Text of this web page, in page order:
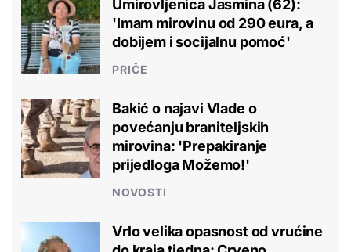
Umirovljenica Jasmina (62):
'Imam mirovinu od 290 eura, a
dobijem i socijalnu pomoć'
PRIČE
Bakić o najavi Vlade o
povećanju braniteljskih
mirovina: 'Prepakiranje
prijedloga Možemo!'
NOVOSTI
Vrlo velika opasnost od vrućine